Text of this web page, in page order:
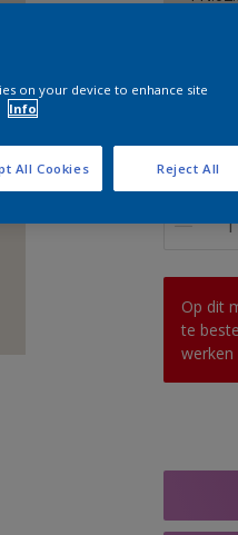
Grootte
Aantal
Op dit
te
on your device to enhance site
Info
Reject All
All Cookies